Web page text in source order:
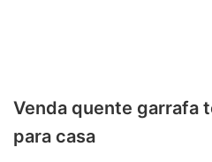
Venda quente garrafa
para casa